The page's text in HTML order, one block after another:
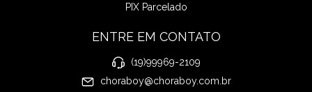
PIX Parcelado
ENTRE EM CONTATO
(19)99969-2109
choraboy@choraboy.com.br